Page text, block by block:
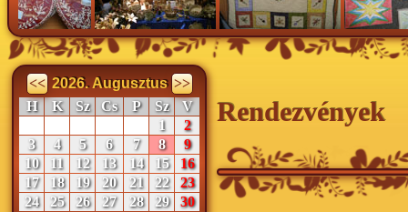
<< 2026. Augusztus >>
H
K Sz Cs P Sz
V
1
2
3
4 5 6 7 8
9
10
11 12 13 14 15
16
17
18 19 20 21 22
23
24
25 26 27 28 29
30
Rendezvények